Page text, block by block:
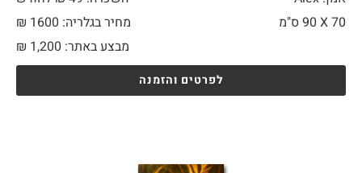
70 X
מחיר בגלריה: 1600 ₪
מבצע באתר:
₪ 1,200
לפרטים והזמנה